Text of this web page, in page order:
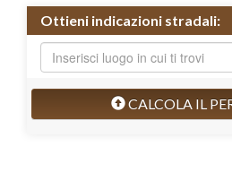
Ottieni indicazioni stradali:
CALCOLA IL